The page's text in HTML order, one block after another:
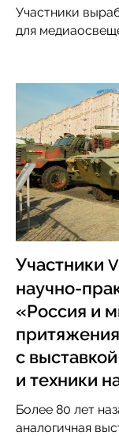
Участники
для
Участники
научно-
«Россия и
с
и техники
Более 80 лет
аналогичная